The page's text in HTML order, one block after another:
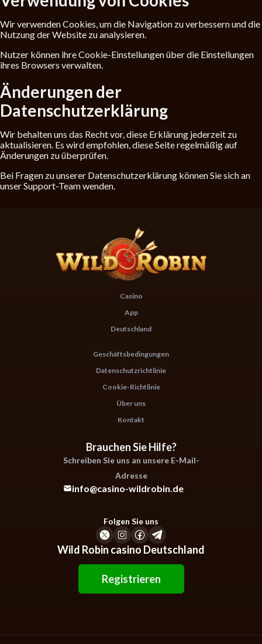
Wir verwenden Cookies, um die Navigation zu verbessern und die
Nutzung der Website zu analysieren.
Nutzer können ihre Cookie-Einstellungen über die Einstellungen
ihres Browsers verwalten.
Änderungen der
Datenschutzerklärung
Wir behalten uns das Recht vor, diese Erklärung jederzeit zu
aktualisieren. Es wird empfohlen, diese Seite regelmäßig auf
Änderungen zu überprüfen.
Bei Fragen zu unserer Datenschutzerklärung können Sie sich an
unser Support-Team wenden.
Casino
App
Deutschland
Geschäftsbedingungen
Datenschutzrichtlinie
Cookie-Richtlinie
Über uns
Kontakt
Brauchen Sie Hilfe?
Schreiben Sie uns an unsere E-Mail-
Adresse
info@casino-wildrobin.de
Folgen Sie uns
Wild Robin casino Deutschland
Registrieren